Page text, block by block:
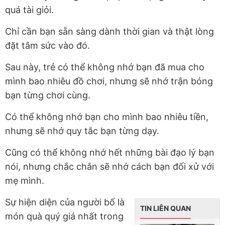
quá tài giỏi.
Chỉ cần bạn sẵn sàng dành thời gian và thật lòng
đặt tâm sức vào đó.
Sau này, trẻ có thể không nhớ bạn đã mua cho
mình bao nhiêu đồ chơi, nhưng sẽ nhớ trận bóng
bạn từng chơi cùng.
Có thể không nhớ bạn cho mình bao nhiêu tiền,
nhưng sẽ nhớ quy tắc bạn từng dạy.
Cũng có thể không nhớ hết những bài đạo lý bạn
nói, nhưng chắc chắn sẽ nhớ cách bạn đối xử với
mẹ mình.
TIN LIÊN QUAN
Sự hiện diện của người bố là
món quà quý giá nhất trong